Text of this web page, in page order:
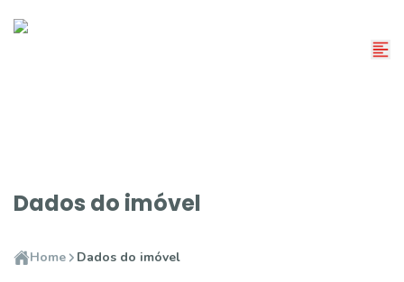
Dados do imóvel
Home Dados do imóvel